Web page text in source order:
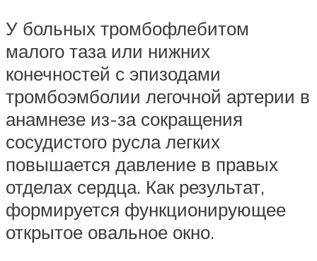
У больных тромбофлебитом
малого таза или нижних
конечностей с эпизодами
тромбоэмболии легочной артерии в
анамнезе из-за сокращения
сосудистого русла легких
повышается давление в правых
отделах сердца. Как результат,
формируется функционирующее
открытое овальное окно.